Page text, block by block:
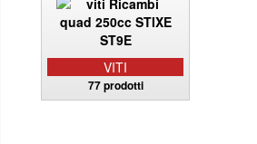
VITI
77 prodotti